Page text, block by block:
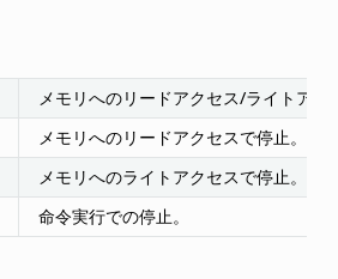
メモリへのリードアクセス/ライトアク
メモリへのリードアクセスで停止。
メモリへのライトアクセスで停止。
命令実行での停止。